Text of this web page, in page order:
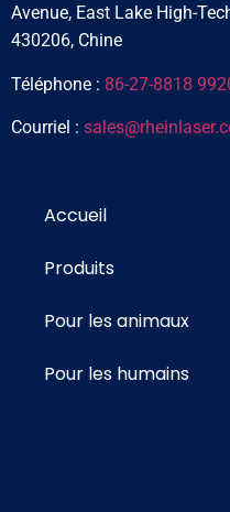
Avenue, East Lake High-
430206, Chine
Téléphone : 86-27-8818
Courriel :
Accueil
Produits
Pour les animaux
Pour les humains